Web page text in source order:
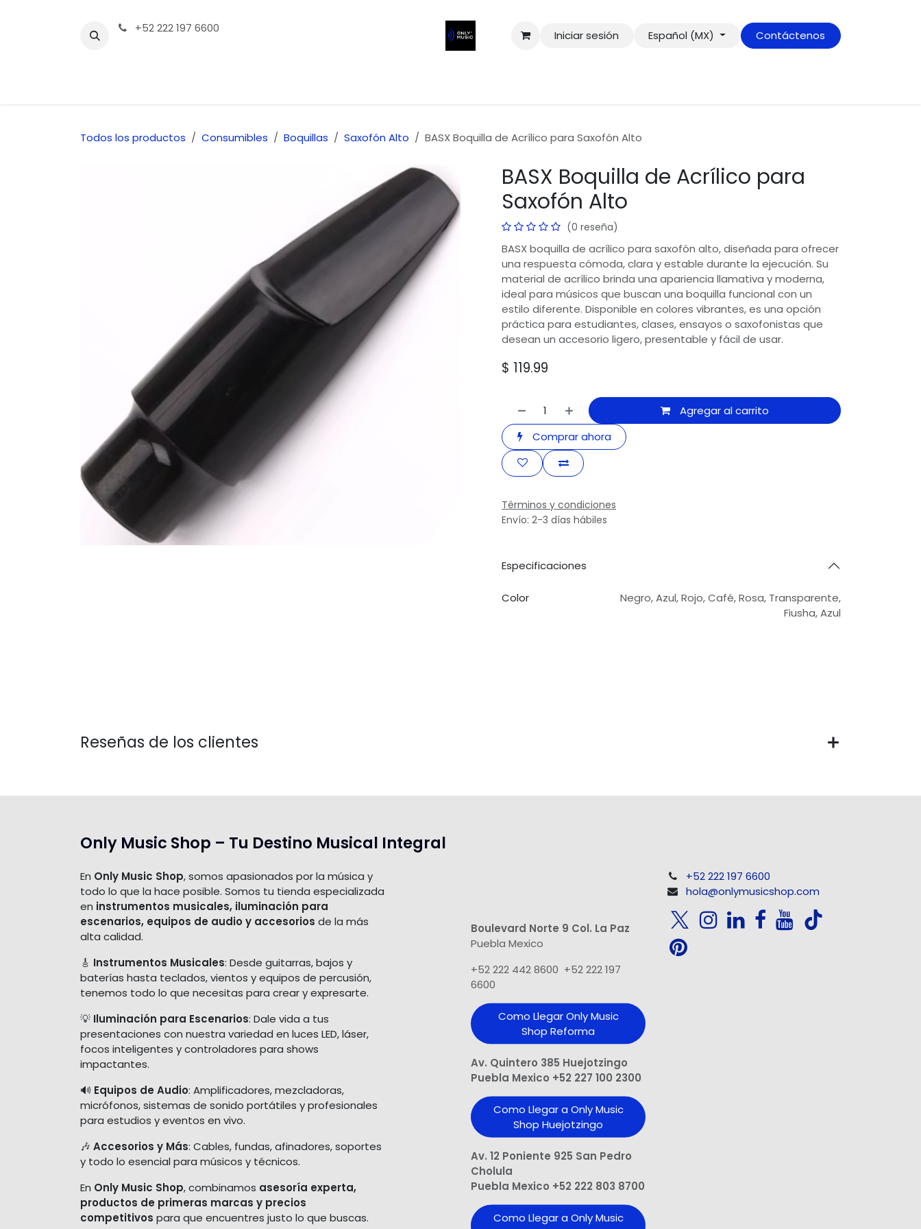
+52 222 197 6600
Iniciar sesión Español (MX) Contáctenos
Todos los productos Consumibles Boquillas Saxofón Alto BASX Boquilla de Acrílico para Saxofón Alto
BASX Boquilla de Acrílico para
Saxofón Alto
(0 reseña)
BASX boquilla de acrílico para saxofón alto, diseñada para ofrecer
una respuesta cómoda, clara y estable durante la ejecución. Su
material de acrílico brinda una apariencia llamativa y moderna,
ideal para músicos que buscan una boquilla funcional con un
estilo diferente. Disponible en colores vibrantes, es una opción
práctica para estudiantes, clases, ensayos o saxofonistas que
desean un accesorio ligero, presentable y fácil de usar.
$ 119.99
Agregar al carrito
Comprar ahora
Términos y condiciones
Envío: 2-3 días hábiles
Especificaciones
Color Negro,Azul,Rojo,Café,Rosa, Transparente,
Fiusha,Azul
Reseñas de los clientes
Only Music Shop – Tu Destino Musical Integral
En Only Music Shop, somos apasionados por la música y
todo lo que la hace posible. Somos tu tienda especializada
en instrumentos musicales, iluminación para
escenarios, equipos de audio y accesorios de la más
alta calidad.
🎸 Instrumentos Musicales: Desde guitarras, bajos y
baterías hasta teclados, vientos y equipos de percusión,
tenemos todo lo que necesitas para crear y expresarte.
💡 Iluminación para Escenarios: Dale vida a tus
presentaciones con nuestra variedad en luces LED, láser,
focos inteligentes y controladores para shows
impactantes.
🔊 Equipos de Audio: Amplificadores, mezcladoras,
micrófonos, sistemas de sonido portátiles y profesionales
para estudios y eventos en vivo.
🎶 Accesorios y Más: Cables, fundas, afinadores, soportes
y todo lo esencial para músicos y técnicos.
En Only Music Shop, combinamos asesoría experta,
productos de primeras marcas y precios
competitivos para que encuentres justo lo que buscas.
Boulevard Norte 9 Col. La Paz
Puebla Mexico
+52 222 442 8600 +52 222 197
6600
Como Llegar Only Music
Shop​ Reforma
Av. Quintero 385 Huejotzingo
Puebla Mexico +52 227 100 2300
Como Llegar a Only Music
Shop Huejotzingo
Av. 12 Poniente 925 San Pedro
Cholula
Puebla Mexico +52 222 803 8700
Como Llegar a Only Music
+52 222 197 6600
hola@onlymusicshop.com